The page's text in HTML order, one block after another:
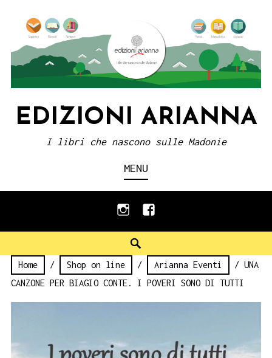
content
EDIZIONI ARIANNA
I libri che nascono sulle Madonie
MENU
instagramfacebook
Home / Shop on line / Arianna Eventi
/ UNA
CANZONE PER BIAGIO CONTE. I POVERI SONO DI TUTTI